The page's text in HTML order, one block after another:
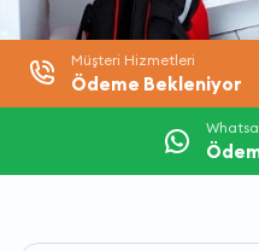
Müşteri Hizmetleri
Ödeme Bekleniyor